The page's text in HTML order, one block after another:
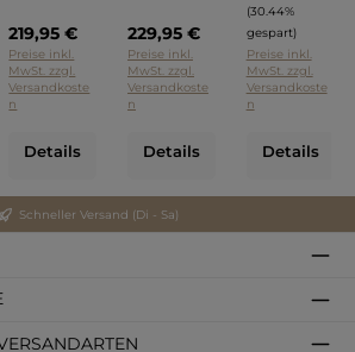
219,95 €
Preise inkl.
MwSt. zzgl.
Versandkoste
n
Details
229,95 €
Preise inkl.
MwSt. zzgl.
Versandkoste
n
Details
(30.44%
gespart)
Preise inkl.
MwSt. zzgl.
Versandkoste
n
Details
Schneller Versand (Di - Sa)